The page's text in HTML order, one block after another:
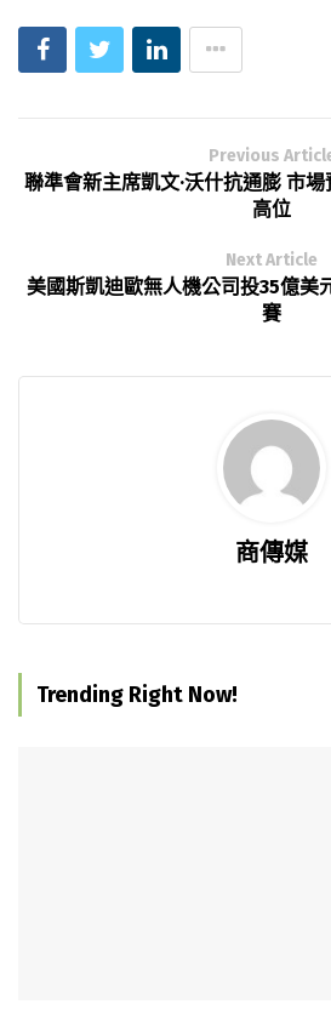
Previous
聯準會新主席凱文·沃什抗通膨 市
高位
Next Article
美國斯凱迪歐無人機公司投35億美
賽
商傳媒
Trending Right Now!